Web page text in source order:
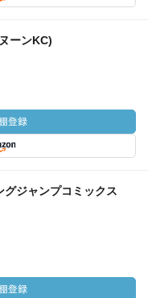
ーンKC)
ジャンプコミックス